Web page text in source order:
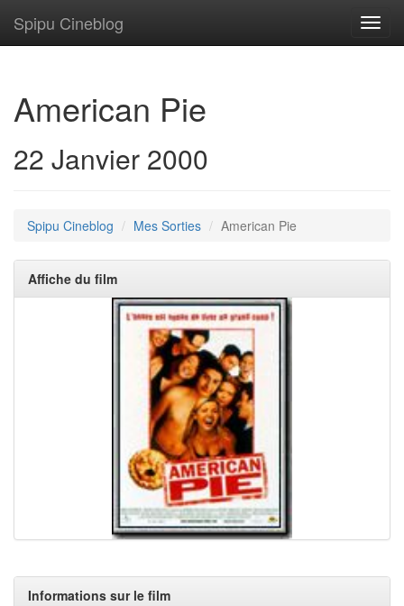
Spipu Cineblog
American Pie
22 Janvier 2000
Spipu Cineblog Mes Sorties American Pie
Affiche du film
Informations sur le film